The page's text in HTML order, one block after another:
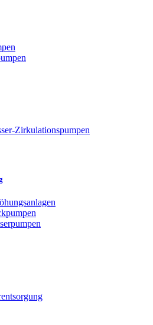
Zirkulationspumpen